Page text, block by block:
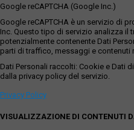
Google reCAPTCHA (Google Inc.)
Google reCAPTCHA è un servizio di
Inc. Questo tipo di servizio analizza
potenzialmente contenente Dati
parti di traffico, messaggi e contenuti
Dati Personali raccolti: Cookie e Dati
dalla privacy policy del servizio.
Privacy Policy
VISUALIZZAZIONE DI CONTENUTI